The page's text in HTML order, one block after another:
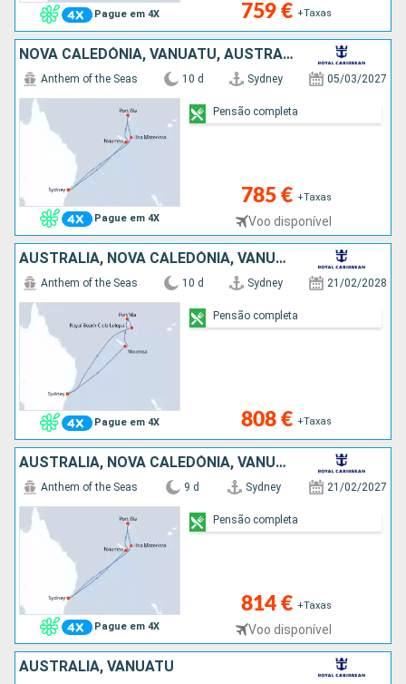
Pague em 4X 759 € +Taxas
NOVA CALEDÓNIA, VANUATU, AUSTRALIA
Pague em 4X
Anthem of the Seas 10 d Sydney 05/03/2027
785 € +Taxas
Voo disponível
Pensão completa
AUSTRALIA, NOVA CALEDÓNIA, VANUATU
Pague em 4X
Anthem of the Seas 10 d Sydney 21/02/2028
808 € +Taxas
Pensão completa
AUSTRALIA, NOVA CALEDÓNIA, VANUATU
Pague em 4X
Anthem of the Seas 9 d Sydney 21/02/2027
814 € +Taxas
Voo disponível
Pensão completa
AUSTRALIA, VANUATU